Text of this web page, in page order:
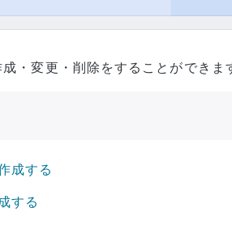
・変更・削除をすることができま
成する
する